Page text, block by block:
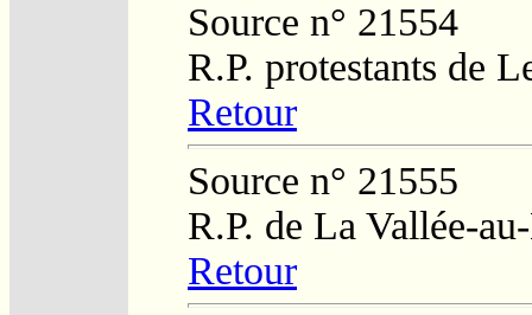
Source n° 21554
R.P. protestants de
Retour
Source n° 21555
R.P. de La Vallée-
Retour